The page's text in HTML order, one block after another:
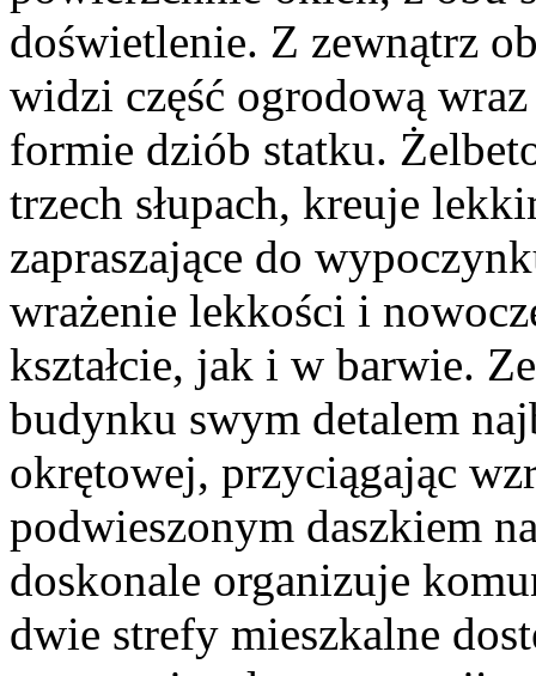
doświetlenie. Z zewnątrz
widzi część ogrodową
formie dziób statku.
trzech słupach, kreuje
zapraszające do
wrażenie lekkości i
kształcie, jak i w barwie.
budynku swym detalem
okrętowej, przyciągając
podwieszonym daszkiem
doskonale organizuje
dwie strefy mieszkalne